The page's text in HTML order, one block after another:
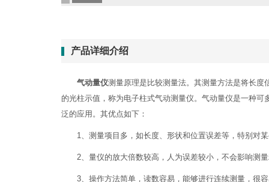
产品详细介绍
气动量仪测量原理是比较测量法。其测量方法是将长
的光柱示值，称为电子柱式气动测量仪。 气动量仪是一种可
泛的应用。其优点如下：
1、测量项目多，如长度、形状和位置误差等，特别对
2、量仪的放大倍数较高，人为误差较小，不会影响测
3、操作方法简单，读数容易，能够进行连续测量，很